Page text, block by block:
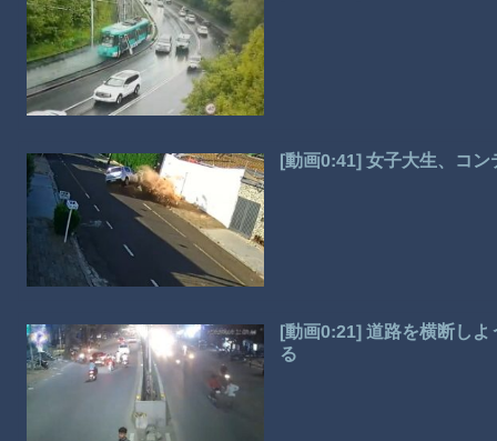
[動画0:41] 女子大生、コ
[動画0:21] 道路を横断し
る